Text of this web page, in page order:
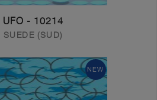
10214 - UFO
SUEDE (SUD)
NEW
Get In Touch With Us